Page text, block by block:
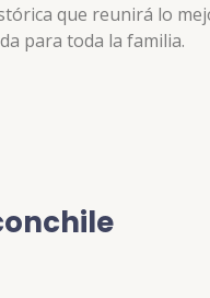
que reunirá lo
para toda la familia.